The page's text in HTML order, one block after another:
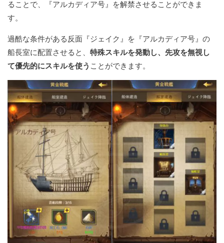
ることで、『アルカディア号』を解禁させることができま
す。
過酷な条件がある反面『ジェイク』を『アルカディア号』の
船長室に配置させると、 特殊スキルを発動し、先攻を無視し
て優先的にスキルを使う ことができます。